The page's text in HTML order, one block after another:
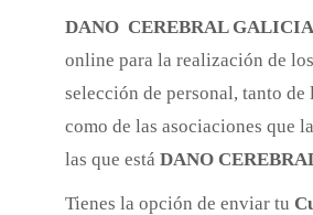
DANO CEREBRAL GALICIA
online para la realización de
selección de personal, tanto de
como de las asociaciones que
las que está DANO
Tienes la opción de enviar tu